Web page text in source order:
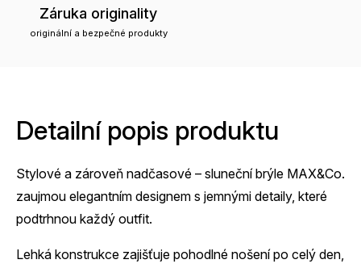
Záruka originality
originální a bezpečné produkty
Detailní popis produktu
Stylové a zároveň nadčasové – sluneční brýle MAX&Co.
zaujmou elegantním designem s jemnými detaily, které
podtrhnou každý outfit.
Lehká konstrukce zajišťuje pohodlné nošení po celý den,